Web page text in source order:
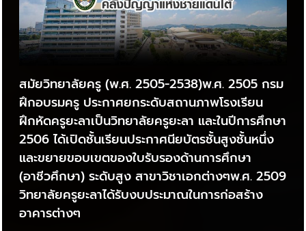
สมัยวิทยาลัยครู (พ.ศ. 2505-2538)พ.ศ. 2505 กรม
ฝึกอบรมครู ประกาศยกระดับสถานภาพโรงเรียน
ฝึกหัดครูยะลาเป็นวิทยาลัยครูยะลา และในปีการศึกษา
2506 ได้เปิดชั้นเรียนประกาศนียบัตรชั้นสูงชั้นหนึ่ง
และขยายขอบเขตของใบรับรองด้านการศึกษา
(อาชีวศึกษา) ระดับสูง สาขาวิชาเอกต่างๆพ.ศ. 2509
วิทยาลัยครูยะลาได้รับงบประมาณในการก่อสร้าง
อาคารต่างๆ